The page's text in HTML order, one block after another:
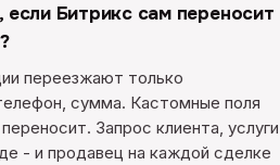
если Битрикс сам переносит
переезжают только
сумма. Кастомные поля
Запрос клиента, услуги
- и продавец на каждой сделке